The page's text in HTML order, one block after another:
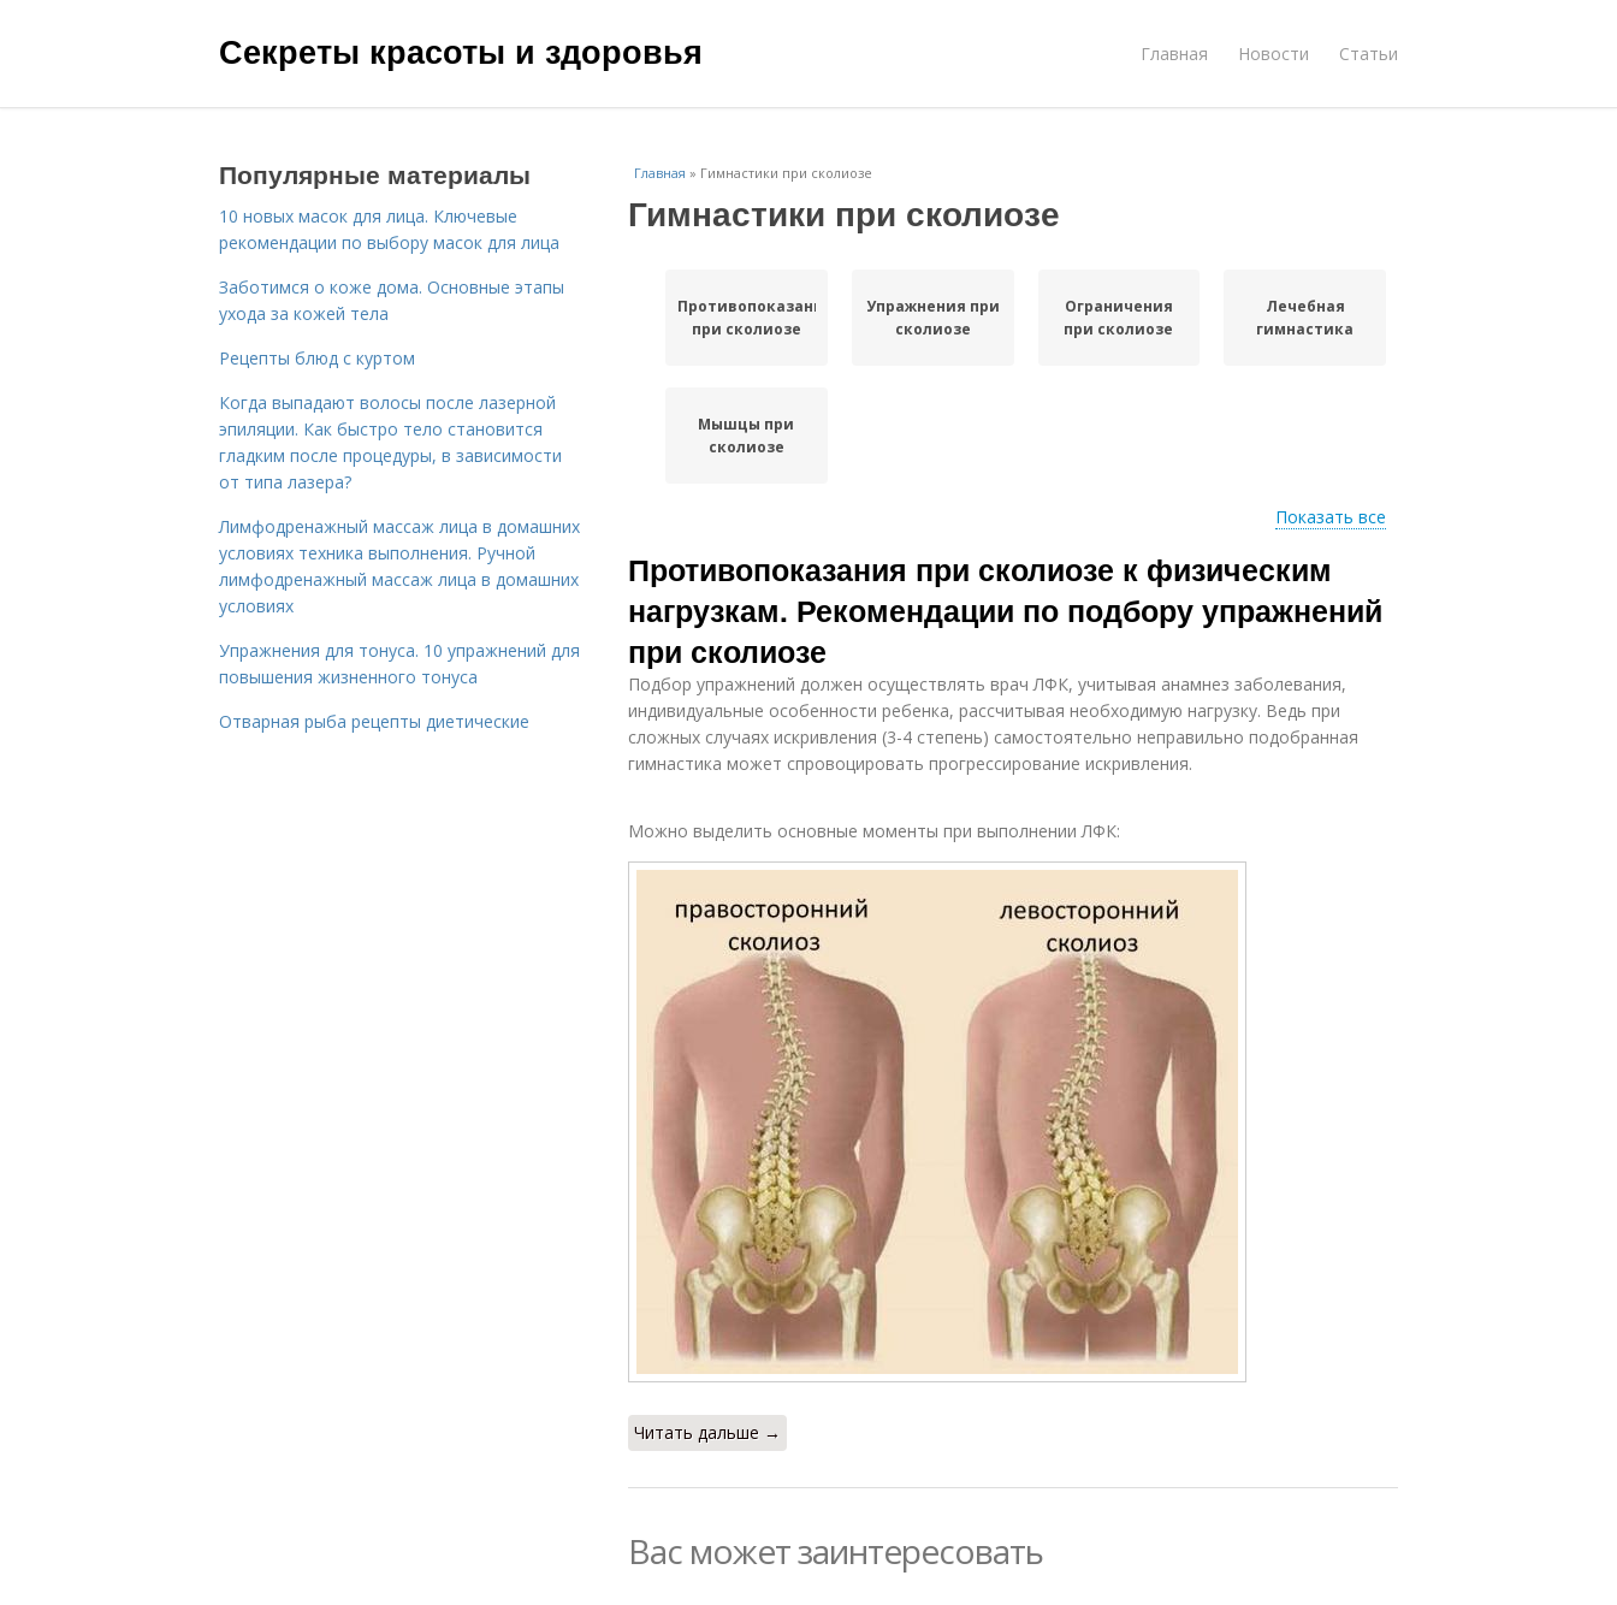
Секреты красоты и здоровья Главная Новости Статьи
Главная » Гимнастики при сколиозе
Гимнастики при сколиозе
Противопоказания
при сколиозе
Упражнения при
сколиозе
Ограничения
при сколиозе
Лечебная
гимнастика
Мышцы при
сколиозе
Показать все
Противопоказания при сколиозе к физическим
нагрузкам. Рекомендации по подбору упражнений
при сколиозе
Подбор упражнений должен осуществлять врач ЛФК, учитывая анамнез заболевания,
индивидуальные особенности ребенка, рассчитывая необходимую нагрузку. Ведь при
сложных случаях искривления (3-4 степень) самостоятельно неправильно подобранная
гимнастика может спровоцировать прогрессирование искривления.
Можно выделить основные моменты при выполнении ЛФК:
Читать дальше →
Вас может заинтересовать
Популярные материалы
10 новых масок для лица. Ключевые
рекомендации по выбору масок для лица
Заботимся о коже дома. Основные этапы
ухода за кожей тела
Рецепты блюд с куртом
Когда выпадают волосы после лазерной
эпиляции. Как быстро тело становится
гладким после процедуры, в зависимости
от типа лазера?
Лимфодренажный массаж лица в домашних
условиях техника выполнения. Ручной
лимфодренажный массаж лица в домашних
условиях
Упражнения для тонуса. 10 упражнений для
повышения жизненного тонуса
Отварная рыба рецепты диетические